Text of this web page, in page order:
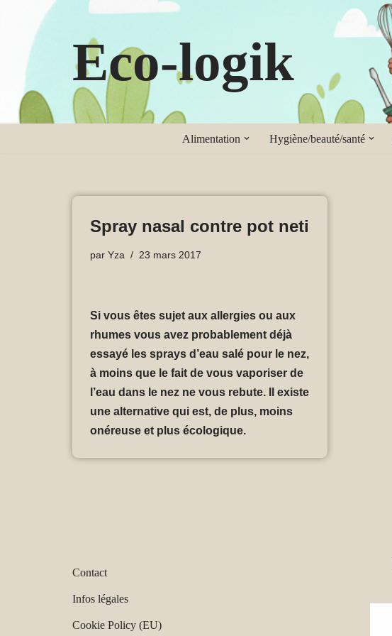
Aller
Eco-logik
Alimentation Hygiène/beauté/santé
Spray nasal contre pot neti
par Yza 23 mars 2017
Si vous êtes sujet aux allergies ou aux
rhumes vous avez probablement déjà
essayé les sprays d’eau salé pour le nez,
à moins que le fait de vous vaporiser de
l’eau dans le nez ne vous rebute. Il existe
une alternative qui est, de plus, moins
onéreuse et plus écologique.
Contact
Infos légales
Cookie Policy (EU)